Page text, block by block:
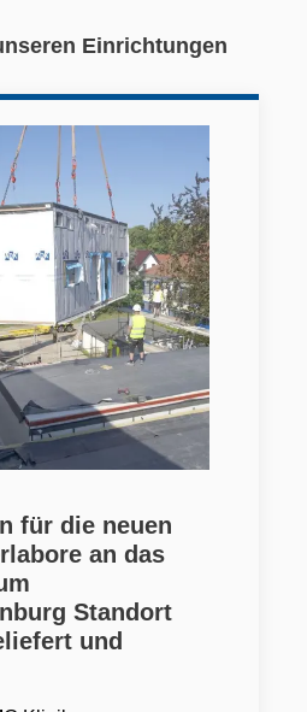
Einrichtungen
für die neuen
an das
Standort
und